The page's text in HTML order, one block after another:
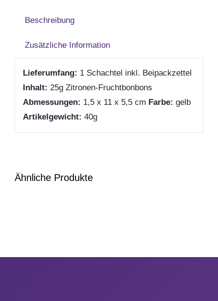
Aktionen
Beschreibung
Zusätzliche Information
Lieferumfang: 1 Schachtel inkl. Beipackzettel
Inhalt: 25g Zitronen-Fruchtbonbons
Abmessungen: 1,5 x 11 x 5,5 cm Farbe: gelb
Artikelgewicht: 40g
Ähnliche Produkte